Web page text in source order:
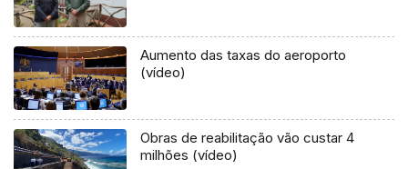
Aumento das taxas do aeroporto
(vídeo)
Obras de reabilitação vão custar 4
milhões (vídeo)